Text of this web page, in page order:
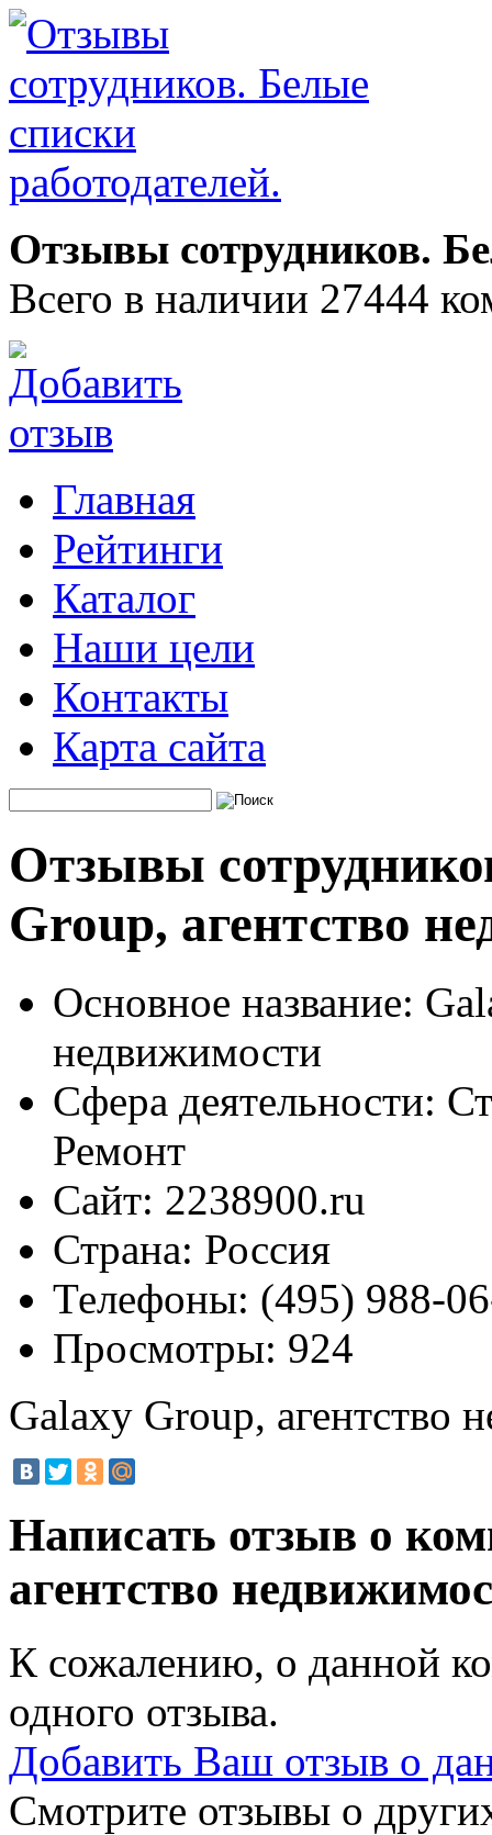
Отзывы сотрудников.
Всего в наличии 27444
Главная
Рейтинги
Каталог
Наши цели
Контакты
Карта сайта
Отзывы
Group, агентство
Основное название:
недвижимости
Сфера деятельности:
Ремонт
Сайт: 2238900.ru
Страна: Россия
Телефоны: (495) 988-
Просмотры: 924
Galaxy Group, агентство
Написать отзыв о
агентство
К сожалению, о данной
одного отзыва.
Добавить Ваш отзыв о
Смотрите отзывы о